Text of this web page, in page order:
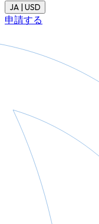
JA | USD
申請する